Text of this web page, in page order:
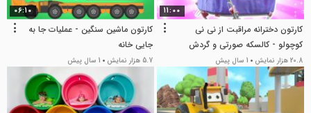
11:00
کارتون دخترانه مراقبت از نی نی
کوچولو - کالسکه صورتی و گردش
بیرون از خانه
20.8 هزار نمایش 1 سال پیش
06:10
کارتون ماشین سنگین - عملیات جا به
جایی خانه
5.7 هزار نمایش 1 سال پیش